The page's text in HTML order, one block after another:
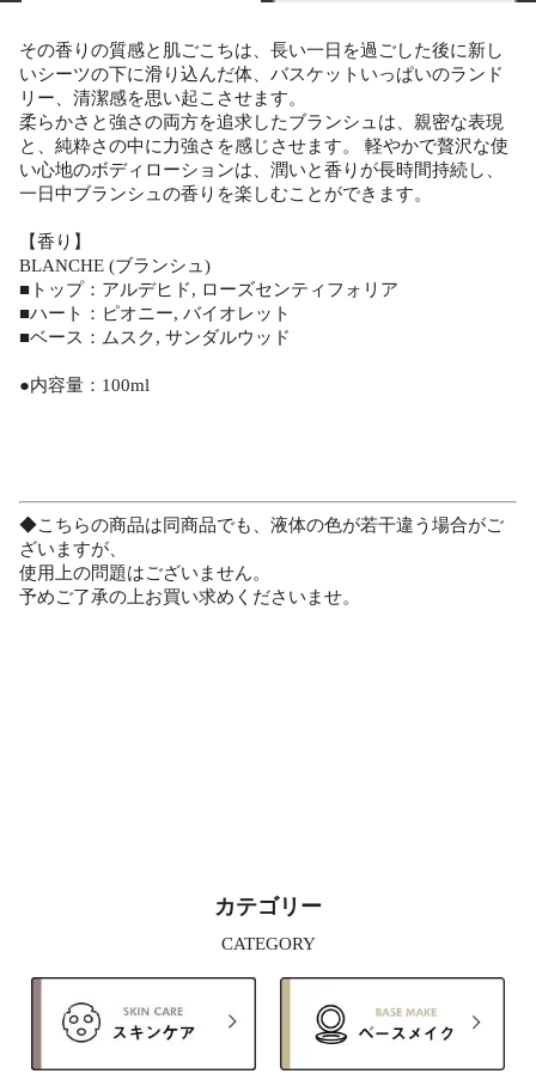
その香りの質感と肌ごこちは、長い一日を過ごした後に新し
いシーツの下に滑り込んだ体、バスケットいっぱいのランド
リー、清潔感を思い起こさせます。
柔らかさと強さの両方を追求したブランシュは、親密な表現
と、純粋さの中に力強さを感じさせます。 軽やかで贅沢な使
い心地のボディローションは、潤いと香りが長時間持続し、
一日中ブランシュの香りを楽しむことができます。
【香り】
BLANCHE (ブランシュ)
■トップ：アルデヒド, ローズセンティフォリア
■ハート：ピオニー, バイオレット
■ベース：ムスク, サンダルウッド
●内容量：100ml
◆こちらの商品は同商品でも、液体の色が若干違う場合がご
ざいますが、
使用上の問題はございません。
予めご了承の上お買い求めくださいませ。
カテゴリー
CATEGORY